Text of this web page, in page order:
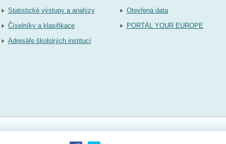
Statistické výstupy a analýzy
Číselníky a klasifikace
Adresáře školských institucí
Otevřená data
PORTÁL YOUR EUROPE